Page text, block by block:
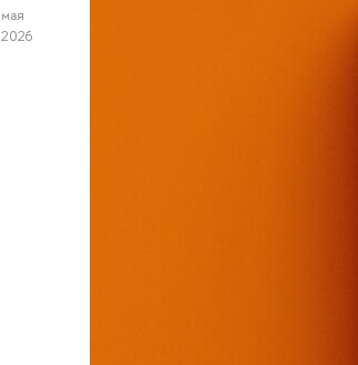
мая
2026